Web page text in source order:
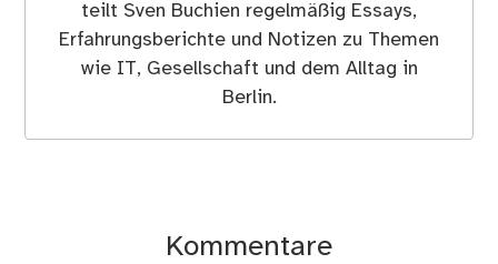
teilt Sven Buchien regelmäßig Essays,
Erfahrungsberichte und Notizen zu Themen
wie IT, Gesellschaft und dem Alltag in
Berlin.
Kommentare